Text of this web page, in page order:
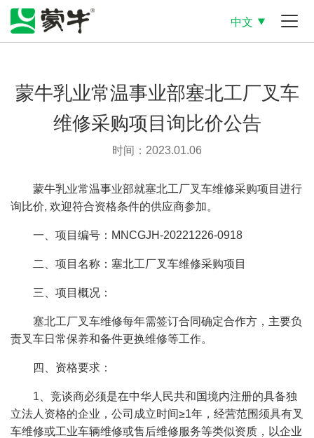
中文
蒙牛乳业常温事业部塞北工厂叉车
维修采购项目询比价公告
时间：2023.01.06
蒙牛乳业常温事业部就塞北工厂叉车维修采购项目进行
询比价, 欢迎符合资格条件的供应商参加。
一、项目编号：MNCGJH-20221226-0918
二、项目名称：塞北工厂叉车维修采购项目
三、项目概况：
塞北工厂叉车维修每年需签订合同确定合作方，主要负
责叉车日常保养和备件更换维修等工作。
四、资格要求：
1、竞谈商必须是在中华人民共和国境内注册的具备独
立法人资格的企业，公司成立时间≥1年，经营范围须具有叉
车维修或工业车辆维修或售后维修服务等类似资质，以企业